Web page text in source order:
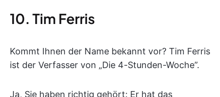
10. Tim Ferris
Kommt Ihnen der Name bekannt vor? Tim Ferris
ist der Verfasser von „Die 4-Stunden-Woche”.
Ja, Sie haben richtig gehört: Er hat das